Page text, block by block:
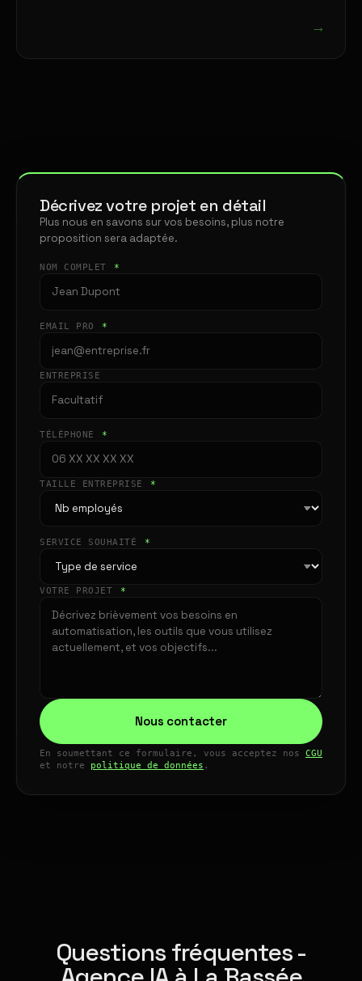
→
Décrivez votre projet en détail
Plus nous en savons sur vos besoins, plus notre
proposition sera adaptée.
NOM COMPLET *
EMAIL PRO *
ENTREPRISE
TÉLÉPHONE *
TAILLE ENTREPRISE *
SERVICE SOUHAITÉ *
VOTRE PROJET *
Nous contacter
En soumettant ce formulaire, vous acceptez nos CGU
et notre politique de données .
Questions fréquentes -